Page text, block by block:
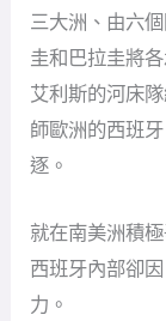
三大洲、由六
圭和巴拉圭將
艾利斯的河床
師歐洲的西班
逐。
就在南美洲積
西班牙內部卻
力。